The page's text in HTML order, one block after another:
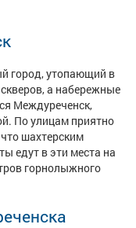
город, утопающий в
а набережные
Междуреченск,
По улицам приятно
шахтерским
едут в эти места на
горнолыжного